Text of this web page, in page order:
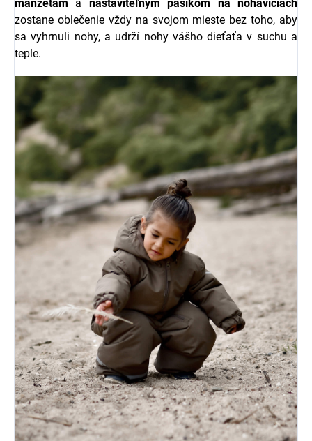
manžetám a nastaviteľným pásikom na nohaviciach
zostane oblečenie vždy na svojom mieste bez toho, aby
sa vyhrnuli nohy, a udrží nohy vášho dieťaťa v suchu a
teple.